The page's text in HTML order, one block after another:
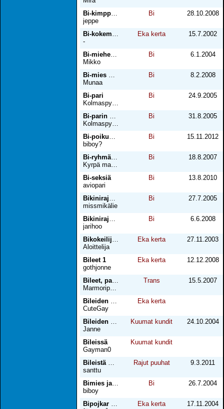
jeppe
Bi 28.10.2008
-
Eka kerta 15.7.2002
Mikko
Bi 6.1.2004
Munaa
Bi 8.2.2008
Bi-pari
Kolmaspyörä
Bi 24.9.2005
Kolmaspyörä
Bi 31.8.2005
biboy?
Bi 15.11.2012
Kyrpä maistus
Bi 18.8.2007
Bi-seksiä
aviopari
Bi 13.8.2010
missmikälie
Bi 27.7.2005
jarihoo
Bi 6.6.2008
Aloittelija
Eka kerta 27.11.2003
Bileet 1
gothjonne
Eka kerta 12.12.2008
Marmoripoika
Trans 15.5.2007
CuteGay
Eka kerta
Janne
Kuumat kundit 24.10.2004
Bileissä
Gayman0
Kuumat kundit
santtu
Rajut puuhat 9.3.2011
biboy
Bi 26.7.2004
Eka kerta 17.11.2004